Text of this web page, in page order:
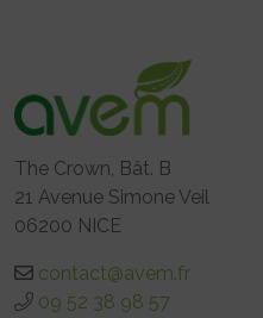
The Crown, Bât. B
21 Avenue Simone Veil
06200 NICE
contact@avem.fr
09 52 38 98 57